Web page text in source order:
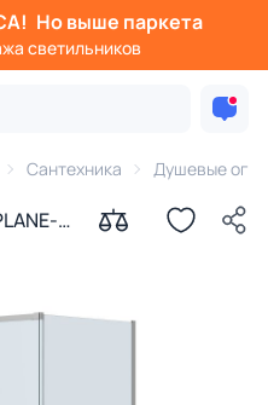
Но выше паркета
светильников
Сантехника Душевые